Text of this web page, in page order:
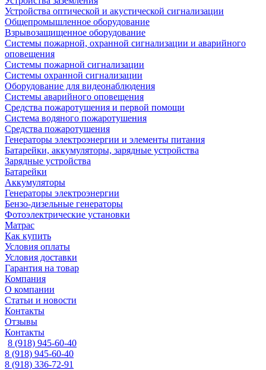
Устройства оптической и акустической сигнализации
Общепромышленное оборудование
Взрывозащищенное оборудование
Системы пожарной, охранной сигнализации и аварийного
оповещения
Системы пожарной сигнализации
Системы охранной сигнализации
Оборудование для видеонаблюдения
Системы аварийного оповещения
Средства пожаротушения и первой помощи
Система водяного пожаротушения
Средства пожаротушения
Генераторы электроэнергии и элементы питания
Батарейки, аккумуляторы, зарядные устройства
Зарядные устройства
Батарейки
Аккумуляторы
Генераторы электроэнергии
Бензо-дизельные генераторы
Фотоэлектрические установки
Матрас
Как купить
Условия оплаты
Условия доставки
Гарантия на товар
Компания
О компании
Статьи и новости
Контакты
Отзывы
Контакты
8 (918) 945-60-40
8 (918) 945-60-40
8 (918) 336-72-91